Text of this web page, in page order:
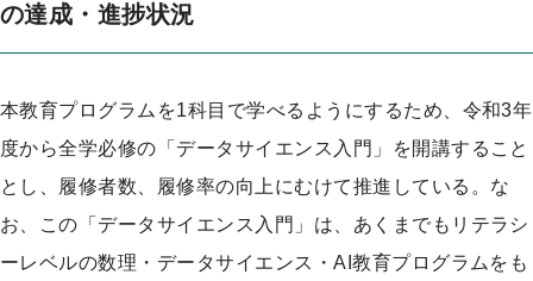
の達成・進捗状況
本教育プログラムを1科目で学べるようにするため、令和3年
度から全学必修の「データサイエンス入門」を開講すること
とし、履修者数、履修率の向上にむけて推進している。な
お、この「データサイエンス入門」は、あくまでもリテラシ
ーレベルの数理・データサイエンス・AI教育プログラムをも